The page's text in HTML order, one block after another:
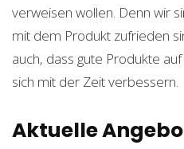
verweisen wollen. Denn wir
mit dem Produkt zufrieden
auch, dass gute Produkte
sich mit der Zeit verbessern.
Aktuelle